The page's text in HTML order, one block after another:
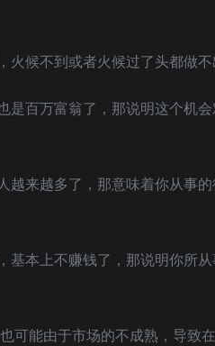
候不到或者火候过了头都做不
百万富翁了，那说明这个机
来越多了，那意味着你从事
本上不赚钱了，那说明你所
能由于市场的不成熟，导致在